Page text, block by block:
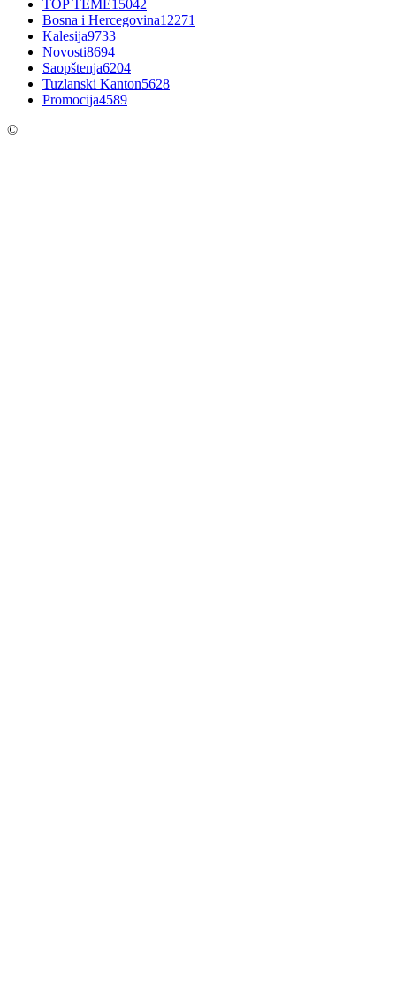
TOP TEME15042
Bosna i Hercegovina12271
Kalesija9733
Novosti8694
Saopštenja6204
Tuzlanski Kanton5628
Promocija4589
©